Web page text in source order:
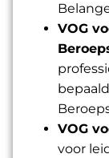
VOG
VOG
voor